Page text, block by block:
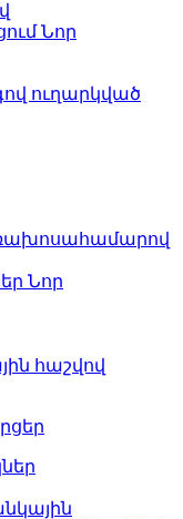
Նոր
ուղարկված
Նոր
հաշվով